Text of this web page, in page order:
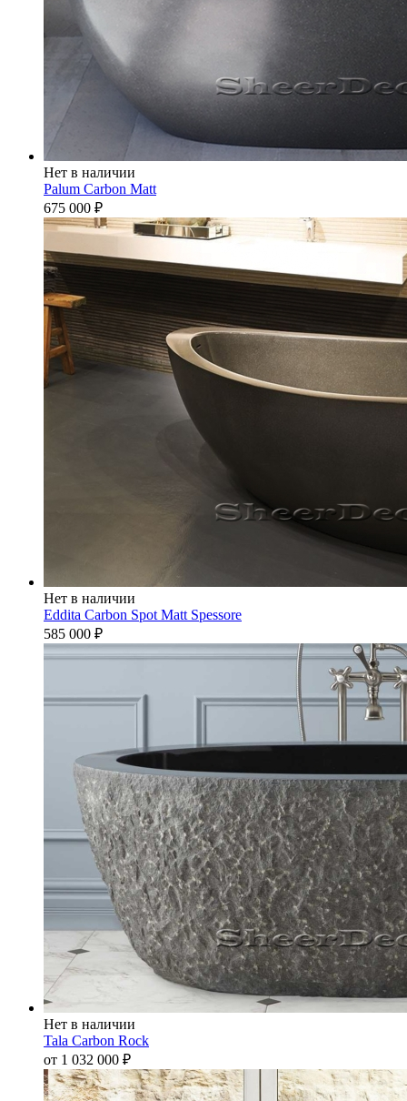
Нет в наличии
Palum Carbon Matt
675 000 ₽
Нет в наличии
Eddita Carbon Spot Matt Spessore
585 000 ₽
Нет в наличии
Tala Carbon Rock
от 1 032 000 ₽